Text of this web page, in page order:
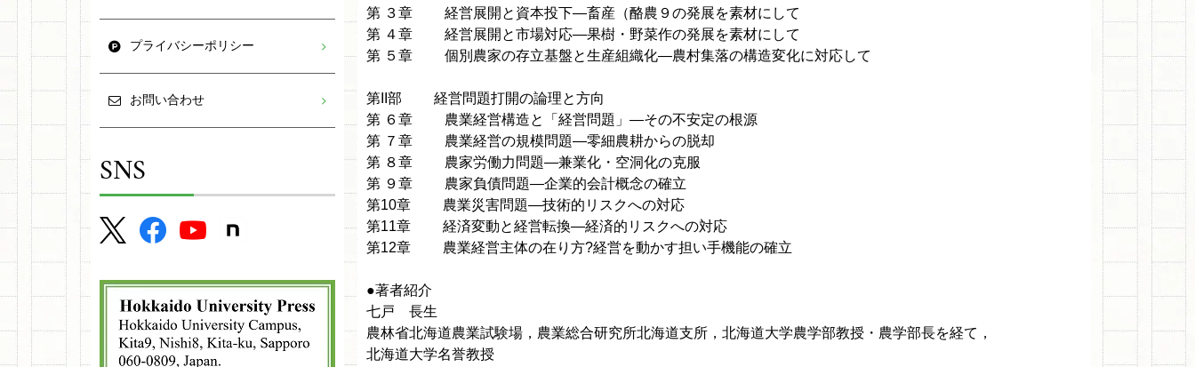
第 ３章 経営展開と資本投下—畜産（酪農９の発展を素材にして
第 ４章 経営展開と市場対応—果樹・野菜作の発展を素材にして
第 ５章 個別農家の存立基盤と生産組織化—農村集落の構造変化に対応して
第II部 経営問題打開の論理と方向
第 ６章 農業経営構造と「経営問題」—その不安定の根源
第 ７章 農業経営の規模問題—零細農耕からの脱却
第 ８章 農家労働力問題—兼業化・空洞化の克服
第 ９章 農家負債問題—企業的会計概念の確立
第10章 農業災害問題—技術的リスクへの対応
第11章 経済変動と経営転換—経済的リスクへの対応
第12章 農業経営主体の在り方?経営を動かす担い手機能の確立
●著者紹介
七戸 長生
農林省北海道農業試験場，農業総合研究所北海道支所，北海道大学農学部教授・農学部長を経て，
北海道大学名誉教授
プライバシーポリシー
お問い合わせ
SNS